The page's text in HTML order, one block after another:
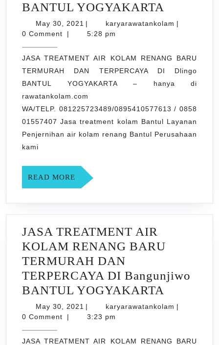
BANTUL YOGYAKARTA
RENANG
BARU
DAN
DI
May 30, 2021 May
30,
| karyarawatankolam |
0 Comment
| 5:28 pm
JASA TREATMENT AIR KOLAM RENANG BARU
TERMURAH DAN TERPERCAYA DI Dlingo
BANTUL YOGYAKARTA – hanya di
rawatankolam.com
WA/TELP. 081225723489/0895410577613 / 0858
01557407 Jasa treatment kolam Bantul Layanan
Penjernihan air kolam renang Bantul Perusahaan
kami
READ MORE READ
MORE
JASA TREATMENT AIR
KOLAM RENANG BARU
TERMURAH DAN
TERPERCAYA DI Bangunjiwo
BANTUL YOGYAKARTA
May 30, 2021 May
30,
| karyarawatankolam |
0 Comment
| 3:23 pm
JASA TREATMENT AIR KOLAM RENANG BARU